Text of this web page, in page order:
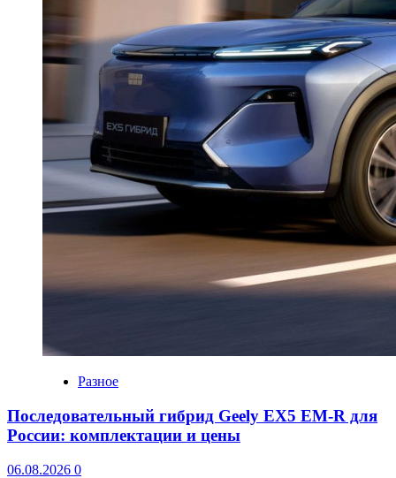
Разное
Последовательный гибрид Geely EX5 EM-R для
России: комплектации и цены
06.08.2026 0